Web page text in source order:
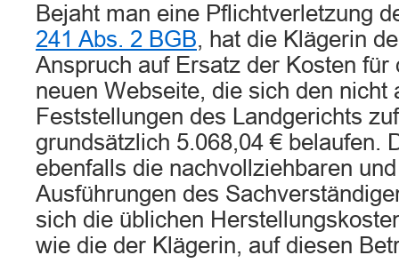
Bejaht man eine Pflichtverletzung
241 Abs. 2 BGB, hat die Klägerin
Anspruch auf Ersatz der Kosten für
neuen Webseite, die sich den nicht
Feststellungen des Landgerichts
grundsätzlich 5.068,04 € belaufen.
ebenfalls die nachvollziehbaren
Ausführungen des
sich die üblichen
wie die der Klägerin, auf diesen